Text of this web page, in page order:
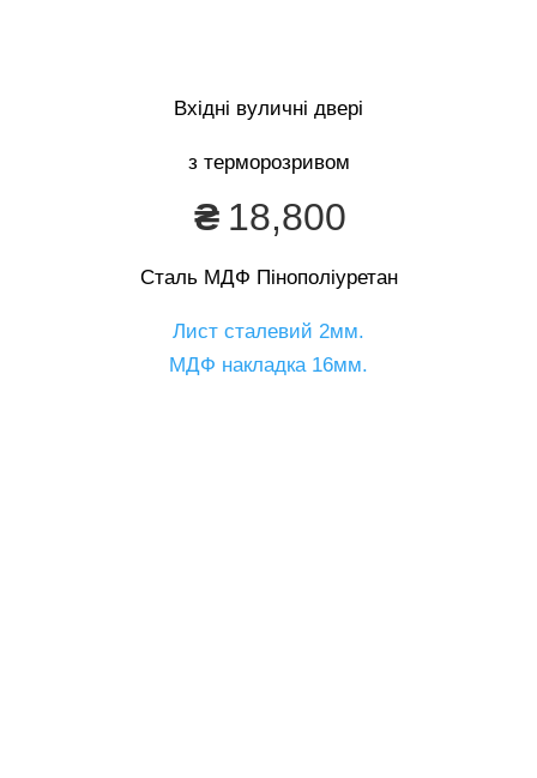
Вхідні вуличні двері
з терморозривом
₴ 18,800
Сталь МДФ Пінополіуретан
Лист сталевий 2мм.
МДФ накладка 16мм.